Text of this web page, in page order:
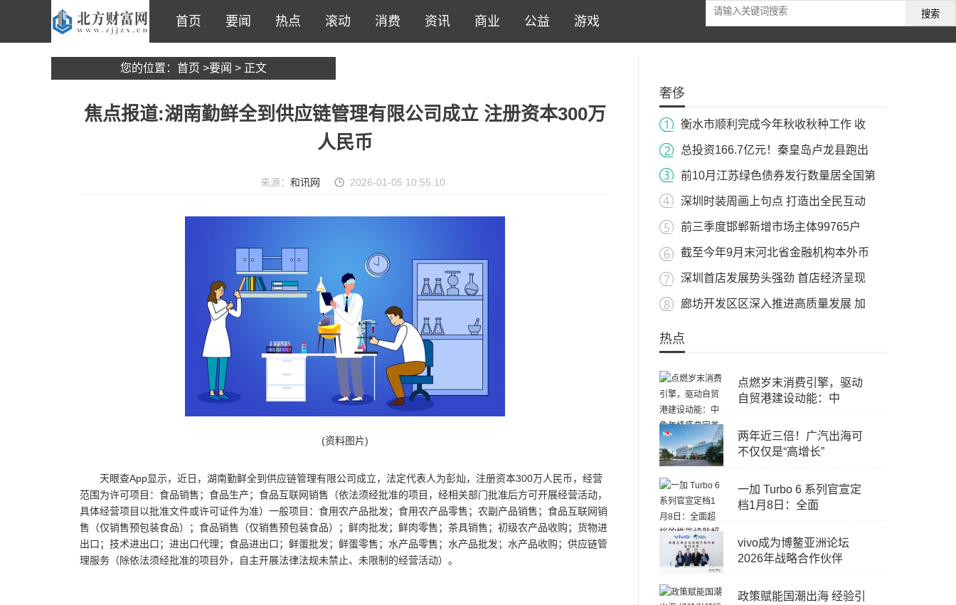
首页 要闻 热点 滚动 消费 资讯 商业 公益 游戏
搜索
您的位置： 首页 >要闻 > 正文
焦点报道:湖南勤鲜全到供应链管理有限公司成立 注册资本300万
人民币
来源： 和讯网 2026-01-05 10:55:10
(资料图片)
天眼查App显示，近日，湖南勤鲜全到供应链管理有限公司成立，法定代表人为彭灿，注册资本300万人民币，经营
范围为许可项目：食品销售；食品生产；食品互联网销售（依法须经批准的项目，经相关部门批准后方可开展经营活动，
具体经营项目以批准文件或许可证件为准）一般项目：食用农产品批发；食用农产品零售；农副产品销售；食品互联网销
售（仅销售预包装食品）；食品销售（仅销售预包装食品）；鲜肉批发；鲜肉零售；茶具销售；初级农产品收购；货物进
出口；技术进出口；进出口代理；食品进出口；鲜蛋批发；鲜蛋零售；水产品零售；水产品批发；水产品收购；供应链管
理服务（除依法须经批准的项目外，自主开展法律法规未禁止、未限制的经营活动）。
奢侈
衡水市顺利完成今年秋收秋种工作 收
总投资166.7亿元！秦皇岛卢龙县跑出
前10月江苏绿色债券发行数量居全国第
深圳时装周画上句点 打造出全民互动
前三季度邯郸新增市场主体99765户
截至今年9月末河北省金融机构本外币
深圳首店发展势头强劲 首店经济呈现
廊坊开发区区深入推进高质量发展 加
热点
点燃岁末消费引擎，驱动
自贸港建设动能：中
两年近三倍！广汽出海可
不仅仅是“高增长”
一加 Turbo 6 系列官宣定
档1月8日：全面
vivo成为博鳌亚洲论坛
2026年战略合作伙伴
政策赋能国潮出海 经验引